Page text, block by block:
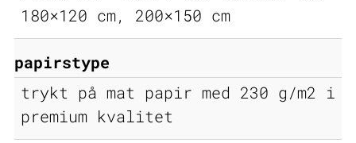
180×120 cm, 200×150 cm
papirstype
trykt på mat papir med 230 g/m2 i
premium kvalitet